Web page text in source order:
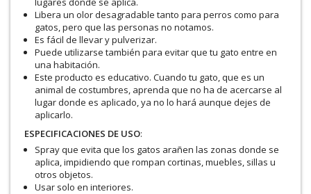
Libera un olor desagradable tanto para perros como para
gatos, pero que las personas no notamos.
Es fácil de llevar y pulverizar.
Puede utilizarse también para evitar que tu gato entre en
una habitación.
Este producto es educativo. Cuando tu gato, que es un
animal de costumbres, aprenda que no ha de acercarse al
lugar donde es aplicado, ya no lo hará aunque dejes de
aplicarlo.
ESPECIFICACIONES DE USO:
Spray que evita que los gatos arañen las zonas donde se
aplica, impidiendo que rompan cortinas, muebles, sillas u
otros objetos.
Usar solo en interiores.